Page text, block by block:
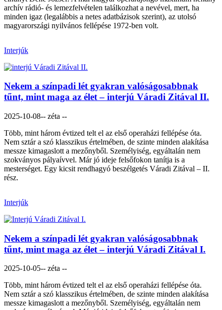
archív rádió- és lemezfelvételen találkozhat a nevével, mert, ha
minden igaz (legalábbis a netes adatbázisok szerint), az utolsó
magyarországi nyilvános fellépése 1972-ben volt.
Interjúk
Nekem a színpadi lét gyakran valóságosabbnak
tűnt, mint maga az élet – interjú Váradi Zitával II.
2025-10-08-- zéta --
Több, mint három évtized telt el az első operaházi fellépése óta.
Nem sztár a szó klasszikus értelmében, de szinte minden alakítása
messze kimagaslott a mezőnyből. Személyiség, egyáltalán nem
szokványos pályaívvel. Már jó ideje felsőfokon tanítja is a
mesterséget. Egy kicsit rendhagyó beszélgetés Váradi Zitával – II.
rész.
Interjúk
Nekem a színpadi lét gyakran valóságosabbnak
tűnt, mint maga az élet – interjú Váradi Zitával I.
2025-10-05-- zéta --
Több, mint három évtized telt el az első operaházi fellépése óta.
Nem sztár a szó klasszikus értelmében, de szinte minden alakítása
messze kimagaslott a mezőnyből. Személyiség, egyáltalán nem